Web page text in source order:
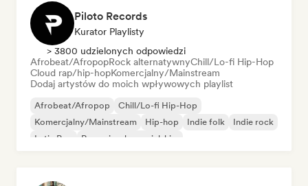
Piloto Records
Kurator Playlisty
> 3800 udzielonych odpowiedzi
Afrobeat/AfropopRock alternatywnyChill/Lo-fi Hip-Hop
Cloud rap/hip-hopKomercjalny/Mainstream
Dodaj artystów do moich wpływowych playlist
Afrobeat/Afropop
Chill/Lo-fi Hip-Hop
Komercjalny/Mainstream
Hip-hop Indie folk
Indie rock
Latin Pop
Rap w języku angielskim